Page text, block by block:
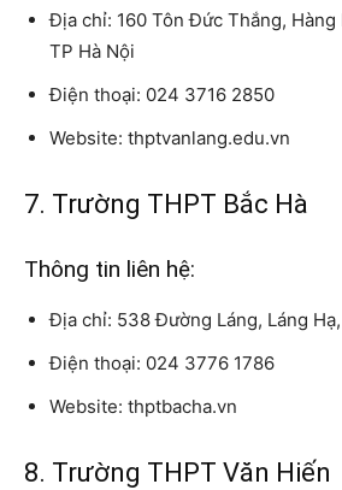
Địa chỉ: 160 Tôn Đức Thắng,
TP Hà Nội
Điện thoại: 024 3716 2850
Website: thptvanlang.edu.vn
7. Trường THPT Bắc Hà
Thông tin liên hệ:
Địa chỉ: 538 Đường Láng, Láng
Điện thoại: 024 3776 1786
Website: thptbacha.vn
8. Trường THPT Văn Hiến